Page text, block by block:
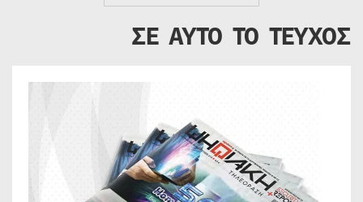
ΣΕ ΑΥΤΟ ΤΟ ΤΕΥΧΟΣ